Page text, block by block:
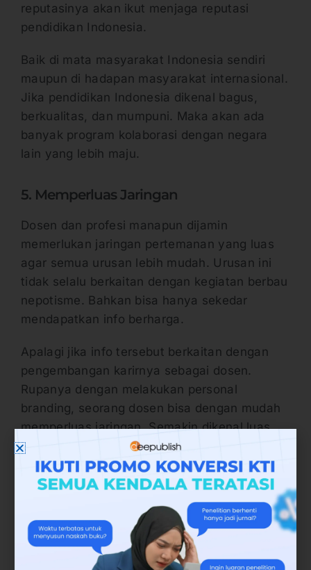
reputasinya akan ikut menjaga reputasi
pendidikan Indonesia.
Baik di mata masyarakat Indonesia sendiri
maupun di hadapan masyarakat internasional.
Jika pendidikan Indonesia dikenal bagus,
berkualitas, dan mumpuni. Maka akan ada
banyak program kolaborasi dengan negara
lain yang lebih maju.
5. Memperluas Jaringan
Dosen dan profesi manapun dijamin
memerlukan jaringan pertemanan yang luas
agar semua urusan lebih mudah. Urusan ini
tidak selalu berkaitan dengan kegiatan berbau
nepotisme. Bahkan bisa hanya sekedar
mendapatkan info berharga.
Apalagi jika info tersebut berkaitan dengan
pengembangan karirnya sebagai dosen.
Rupanya dengan melakukan personal
branding, seorang dosen bisa dengan mudah
memperluas jaringan. Semakin dikenal luas
dan punya banyak relasi, bahkan dimana-
mana.
6. Meningkatkan Kemampuan
Personal branding bagi dosen juga menjadi
media untuk mendorong dosen terus